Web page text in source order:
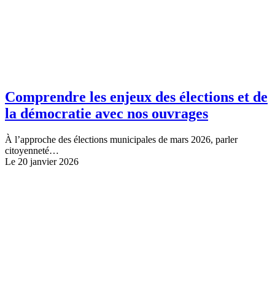
Comprendre les enjeux des élections et de
la démocratie avec nos ouvrages
À l’approche des élections municipales de mars 2026, parler
citoyenneté…
Le 20 janvier 2026